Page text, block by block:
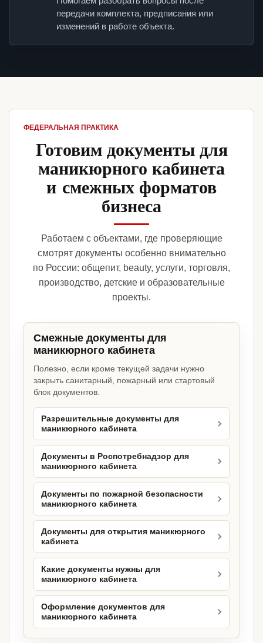
передачи комплекта, предписания или
изменений в работе объекта.
ФЕДЕРАЛЬНАЯ ПРАКТИКА
Готовим документы для
маникюрного кабинета
и смежных форматов
бизнеса
Работаем с объектами, где проверяющие
смотрят документы особенно внимательно
по России: общепит, beauty, услуги, торговля,
производство, детские и образовательные
проекты.
Смежные документы для
маникюрного кабинета
Полезно, если кроме текущей задачи нужно
закрыть санитарный, пожарный или стартовый
блок документов.
Разрешительные документы для
маникюрного кабинета
Документы в Роспотребнадзор для
маникюрного кабинета
Документы по пожарной безопасности
маникюрного кабинета
Документы для открытия маникюрного
кабинета
Какие документы нужны для
маникюрного кабинета
Оформление документов для
маникюрного кабинета